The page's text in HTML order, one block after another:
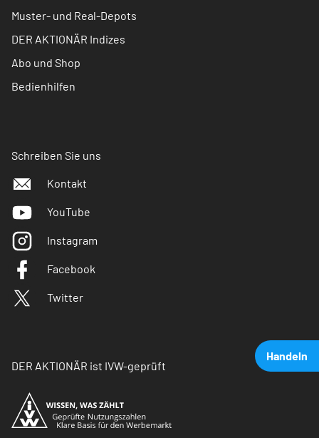
Handeln
Muster- und Real-Depots
DER AKTIONÄR Indizes
Abo und Shop
Bedienhilfen
Schreiben Sie uns
Kontakt
YouTube
Instagram
Facebook
Twitter
DER AKTIONÄR ist IVW-geprüft